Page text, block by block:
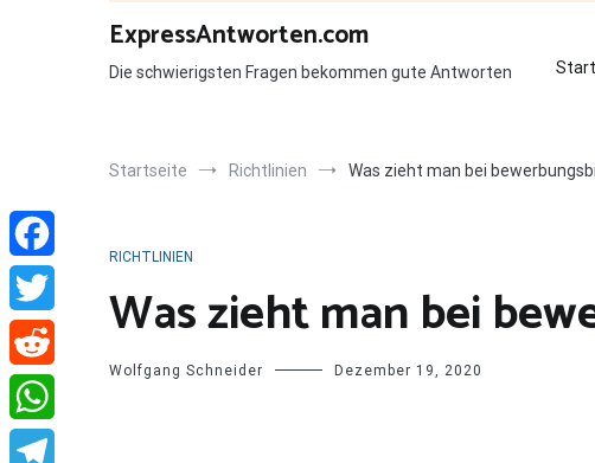
ExpressAntworten.com
Die schwierigsten Fragen bekommen gute Antworten
Startseite Richtlinien Was zieht man bei
RICHTLINIEN
Was zieht man bei
Wolfgang Schneider Dezember 19, 2020
Facebook
Twitter
Reddit
WhatsApp